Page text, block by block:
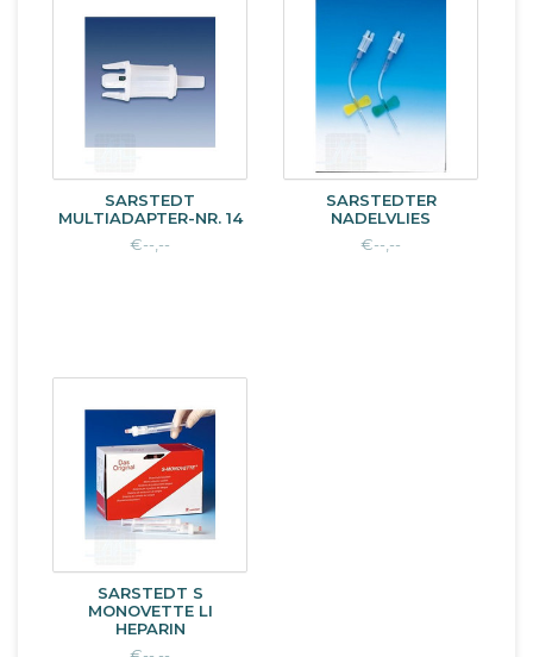
SARSTEDT
MULTIADAPTER-NR. 14
€--,--
SARSTEDTER
NADELVLIES
€--,--
SARSTEDT S
MONOVETTE LI
HEPARIN